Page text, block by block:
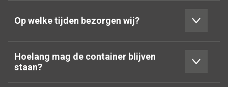
Op welke tijden bezorgen wij?
Hoelang mag de container blijven
staan?